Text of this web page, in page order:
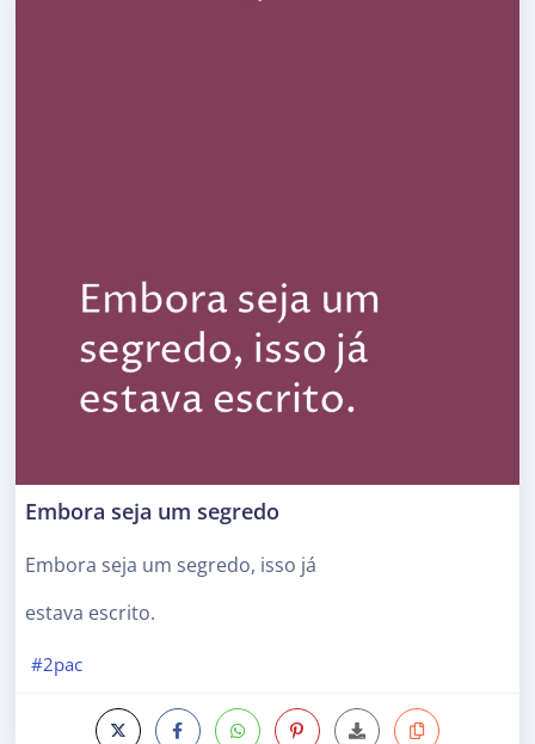
Embora seja um segredo
Embora seja um segredo, isso já
estava escrito.
#2pac